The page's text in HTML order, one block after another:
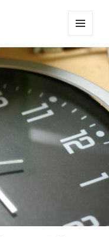
ーとウ
ィジェ